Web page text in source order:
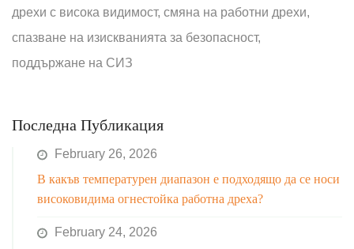
дрехи с висока видимост, смяна на работни дрехи,
спазване на изискванията за безопасност,
поддържане на СИЗ
Последна Публикация
February 26, 2026
В какъв температурен диапазон е подходящо да се носи
високовидима огнестойка работна дреха?
February 24, 2026